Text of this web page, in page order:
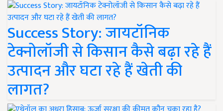
Success Story: जायटॉनिक
टेक्नोलॉजी से किसान कैसे बढ़ा रहे हैं
उत्पादन और घटा रहे हैं खेती की
लागत?